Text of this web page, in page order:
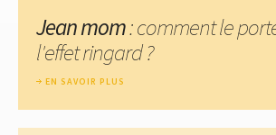
Jean mom: comment le
l'effet ringard ?
EN SAVOIR PLUS